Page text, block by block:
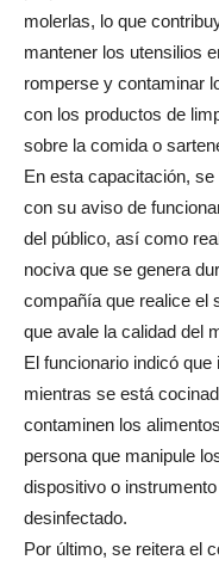
molerlas, lo que
mantener los utensilios
romperse y contaminar
con los productos de
sobre la comida o
En esta capacitación,
con su aviso de
del público, así como
nociva que se genera
compañía que realice el
que avale la calidad del
El funcionario indicó
mientras se está
contaminen los
persona que manipule
dispositivo o
desinfectado.
Por último, se reitera el